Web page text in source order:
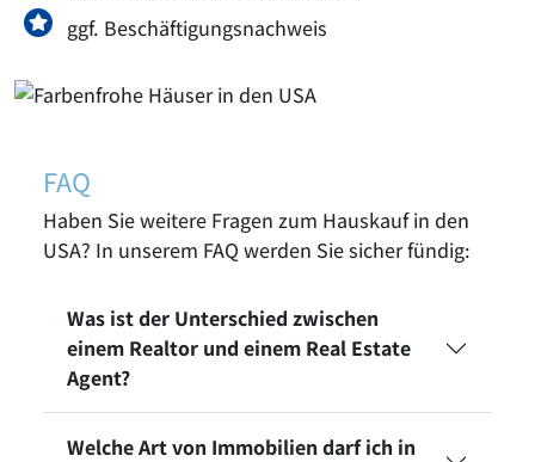
ggf. Beschäftigungsnachweis
FAQ
Haben Sie weitere Fragen zum Hauskauf in den
USA? In unserem FAQ werden Sie sicher fündig:
Was ist der Unterschied zwischen
einem Realtor und einem Real Estate
Agent?
Welche Art von Immobilien darf ich in